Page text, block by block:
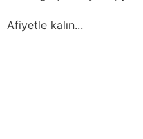
Afiyetle kalın...